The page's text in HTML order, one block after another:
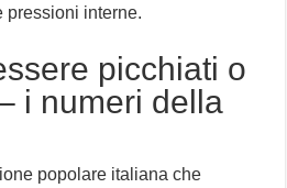
pressioni interne.
picchiati o
i numeri della
popolare italiana che